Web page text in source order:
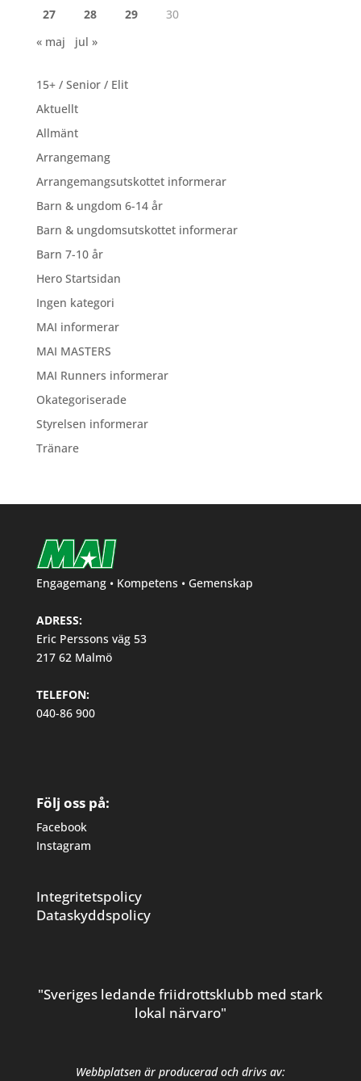
27 28 29
30
« maj
jul »
15+ / Senior / Elit
Aktuellt
Allmänt
Arrangemang
Arrangemangsutskottet informerar
Barn & ungdom 6-14 år
Barn & ungdomsutskottet informerar
Barn 7-10 år
Hero Startsidan
Ingen kategori
MAI informerar
MAI MASTERS
MAI Runners informerar
Okategoriserade
Styrelsen informerar
Tränare
Engagemang • Kompetens • Gemenskap
ADRESS:
Eric Perssons väg 53
217 62 Malmö
TELEFON:
040-86 900
Följ oss på:
Facebook
Instagram
Integritetspolicy
Dataskyddspolicy
"Sveriges ledande friidrottsklubb med stark
lokal närvaro"
Webbplatsen är producerad och drivs av: